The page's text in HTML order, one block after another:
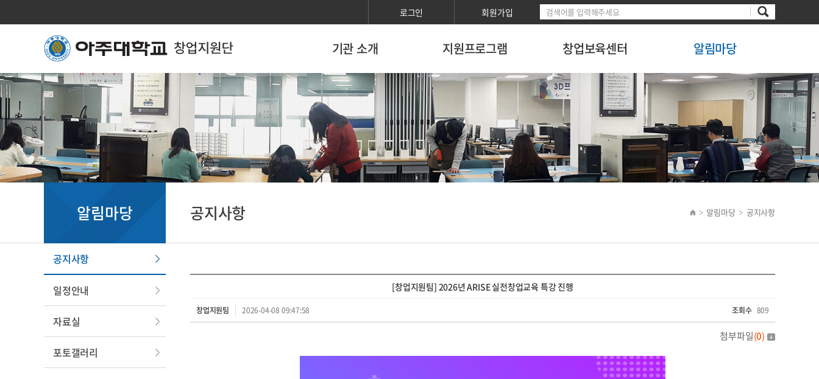
로그인 회원가입
기관 소개 지원프로그램 창업보육센터 알림마당
알림마당
공지사항
일정안내
자료실
포토갤러리
공지사항 > 알림마당 > 공지사항
[창업지원팀] 2026년 ARISE 실전창업교육 특강 진행
창업지원팀 2026-04-08 09:47:58 조회수 809
첨부파일(0)